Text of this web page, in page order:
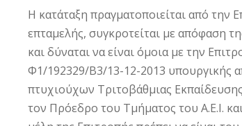
Η κατάταξη πραγματοποιείται από την
επταμελής, συγκροτείται με απόφαση
και δύναται να είναι όμοια με την
Φ1/192329/Β3/13-12-2013 υπουργικής
πτυχιούχων Τριτοβάθμιας
τον Πρόεδρο του Τμήματος του Α.Ε.Ι.